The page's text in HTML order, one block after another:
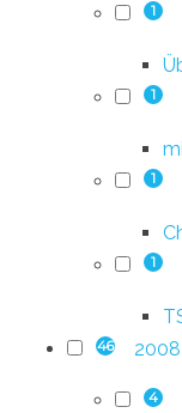
1
1
1
1
46 2008
4